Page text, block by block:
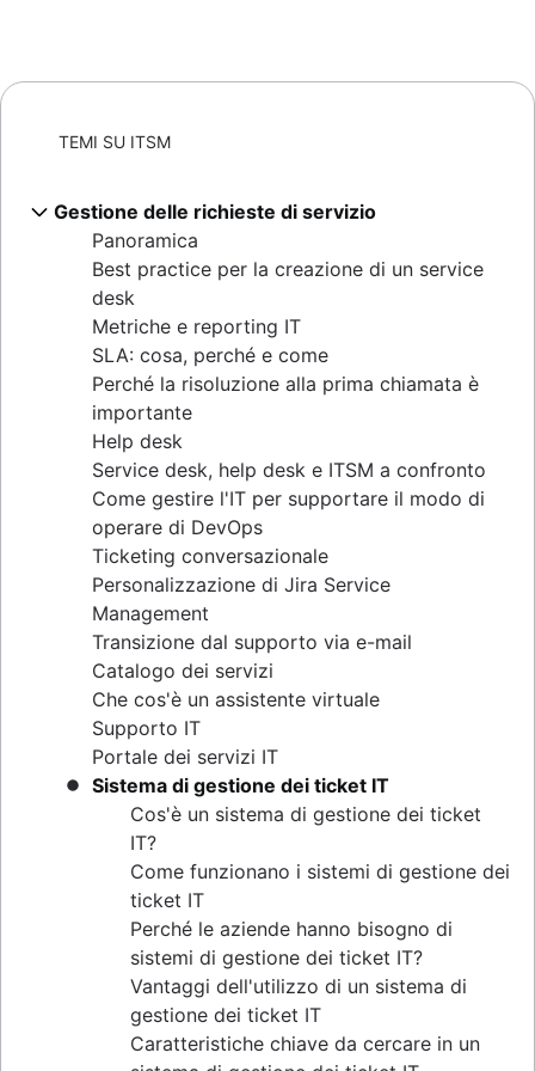
TEMI SU ITSM
Gestione delle richieste di servizio
Panoramica
Best practice per la creazione di un service
desk
Metriche e reporting IT
SLA: cosa, perché e come
Perché la risoluzione alla prima chiamata è
importante
Help desk
Service desk, help desk e ITSM a confronto
Come gestire l'IT per supportare il modo di
operare di DevOps
Ticketing conversazionale
Personalizzazione di Jira Service
Management
Transizione dal supporto via e-mail
Catalogo dei servizi
Che cos'è un assistente virtuale
Supporto IT
Portale dei servizi IT
Sistema di gestione dei ticket IT
Cos'è un sistema di gestione dei ticket
IT?
Come funzionano i sistemi di gestione dei
ticket IT
Perché le aziende hanno bisogno di
sistemi di gestione dei ticket IT?
Vantaggi dell'utilizzo di un sistema di
gestione dei ticket IT
Caratteristiche chiave da cercare in un